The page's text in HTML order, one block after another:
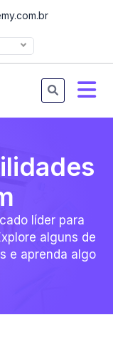
líder para
alguns de
e aprenda algo